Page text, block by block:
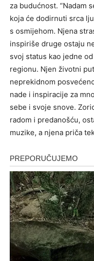
za budućnost. “Nadam
koja će dodirnuti srca
s osmijehom. Njena
inspiriše druge ostaju
svoj status kao jedne
regionu. Njen životni
neprekidnom
nade i inspiracije za
sebe i svoje snove.
radom i predanošću,
muzike, a njena priča